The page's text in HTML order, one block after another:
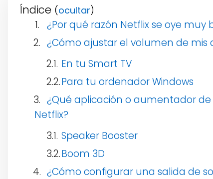
Índice ( )
¿Por qué razón Netflix se oye muy
¿Cómo ajustar el volumen de mis
En tu Smart TV
Para tu ordenador Windows
¿Qué aplicación o aumentador
Netflix?
Speaker Booster
Boom 3D
¿Cómo configurar una salida de